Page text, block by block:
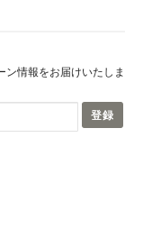
ン情報をお届けいたしま
登録